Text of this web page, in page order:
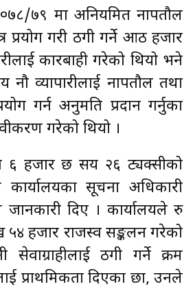
७९ मा अनियमित नापतौल
प्रयोग गरी ठगी गर्ने आठ हजार
कारबाही गरेको थियो भने
व्यापारीलाई नापतौल तथा
गर्न अनुमति प्रदान गर्नुका
गरेको थियो ।
हजार छ सय २६ ट्यक्सीको
सूचना अधिकारी
जानकारी दिए । कार्यालयले रु
हजार राजस्व सङ्कलन गरेको
सेवाग्राहीलाई ठगी गर्ने क्रम
प्राथमिकता दिएका छौँ, उनले